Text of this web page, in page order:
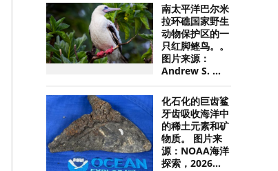
南太平洋巴尔米
拉环礁国家野生
动物保护区的一
只红脚鲣鸟。。
图片来源：
Andrew S. ...
化石化的巨齿鲨
牙齿吸收海洋中
的稀土元素和矿
物质。 图片来
源：NOAA海洋
探索，2026...